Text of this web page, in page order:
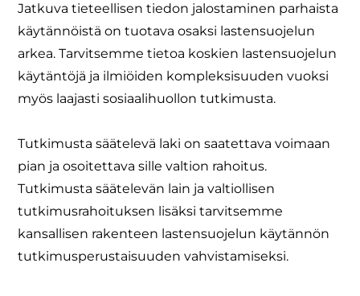
Jatkuva tieteellisen tiedon jalostaminen parhaista
käytännöistä on tuotava osaksi lastensuojelun
arkea. Tarvitsemme tietoa koskien lastensuojelun
käytäntöjä ja ilmiöiden kompleksisuuden vuoksi
myös laajasti sosiaalihuollon tutkimusta.
Tutkimusta säätelevä laki on saatettava voimaan
pian ja osoitettava sille valtion rahoitus.
Tutkimusta säätelevän lain ja valtiollisen
tutkimusrahoituksen lisäksi tarvitsemme
kansallisen rakenteen lastensuojelun käytännön
tutkimusperustaisuuden vahvistamiseksi.